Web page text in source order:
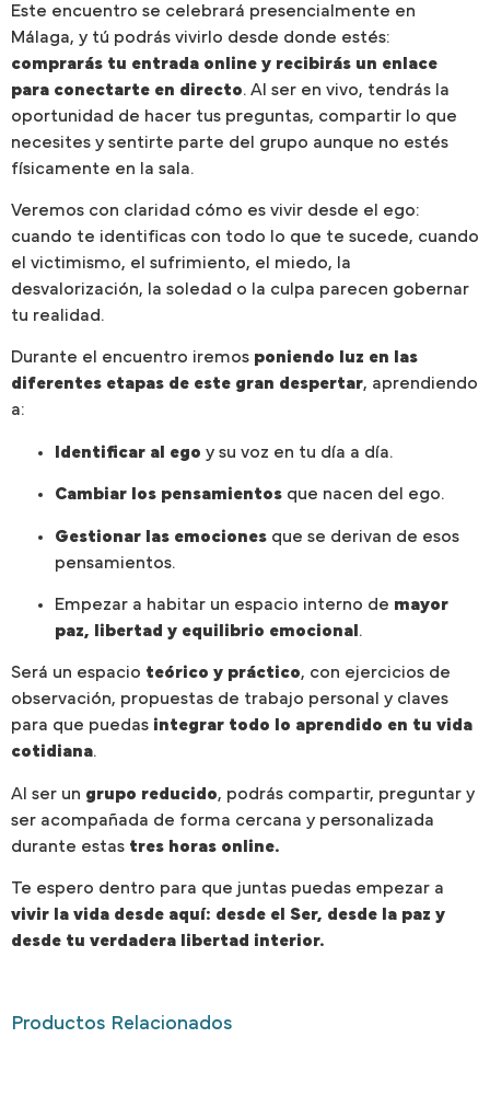
Este encuentro se celebrará presencialmente en
Málaga, y tú podrás vivirlo desde donde estés:
comprarás tu entrada online y recibirás un enlace
para conectarte en directo. Al ser en vivo, tendrás la
oportunidad de hacer tus preguntas, compartir lo que
necesites y sentirte parte del grupo aunque no estés
físicamente en la sala.
Veremos con claridad cómo es vivir desde el ego:
cuando te identificas con todo lo que te sucede, cuando
el victimismo, el sufrimiento, el miedo, la
desvalorización, la soledad o la culpa parecen gobernar
tu realidad.
Durante el encuentro iremos poniendo luz en las
diferentes etapas de este gran despertar, aprendiendo
a:
Identificar al ego y su voz en tu día a día.
Cambiar los pensamientos que nacen del ego.
Gestionar las emociones que se derivan de esos
pensamientos.
Empezar a habitar un espacio interno de mayor
paz, libertad y equilibrio emocional .
Será un espacio teórico y práctico, con ejercicios de
observación, propuestas de trabajo personal y claves
para que puedas integrar todo lo aprendido en tu vida
cotidiana.
Al ser un grupo reducido, podrás compartir, preguntar y
ser acompañada de forma cercana y personalizada
durante estas tres horas online.
Te espero dentro para que juntas puedas empezar a
vivir la vida desde aquí: desde el Ser, desde la paz y
desde tu verdadera libertad interior.
Productos Relacionados